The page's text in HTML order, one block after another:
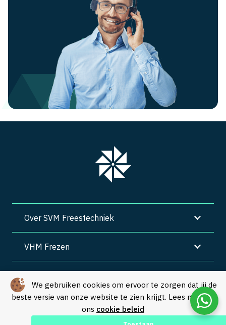
We gebruiken cookies om ervoor te zorgen dat jij de
beste versie van onze website te zien krijgt. Lees meer in
ons cookie beleid
Over SVM Freestechniek
VHM Frezen
Algemene voorwaarden | Privacy
© Copyright 2026 – SVM Freestechniek |
Webdesign by Yooker–